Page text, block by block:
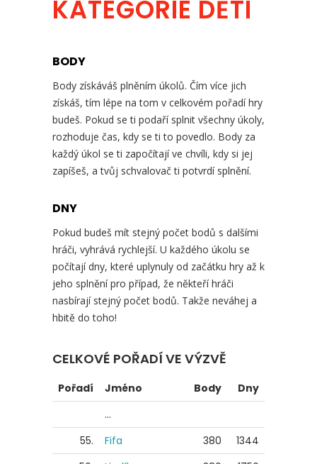
KATEGORIE DĚTI
BODY
Body získáváš plněním úkolů. Čím více jich
získáš, tím lépe na tom v celkovém pořadí hry
budeš. Pokud se ti podaří splnit všechny úkoly,
rozhoduje čas, kdy se ti to povedlo. Body za
každý úkol se ti započítají ve chvíli, kdy si jej
zapíšeš, a tvůj schvalovač ti potvrdí splnění.
DNY
Pokud budeš mít stejný počet bodů s dalšími
hráči, vyhrává rychlejší. U každého úkolu se
počítají dny, které uplynuly od začátku hry až k
jeho splnění pro případ, že někteří hráči
nasbírají stejný počet bodů. Takže neváhej a
hbitě do toho!
CELKOVÉ POŘADÍ VE VÝZVĚ
Pořadí Jméno Body
Dny
...
55.
Fifa 380
1344